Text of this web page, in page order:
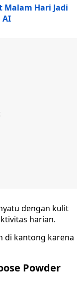
Malam Hari Jadi
AI
dengan kulit
harian.
di kantong karena
Powder